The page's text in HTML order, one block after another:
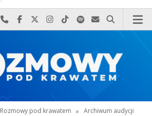
Najlepiej po prostu do nas zadzwoń
Odwiedź nas na Facebook-u
Odwiedź nas na X
Odwiedź nas na Instagram-ie
Odwiedź nas na TikTok-u
Szukaj nas na Spotify
Wyślij do nas
Szukaj
Rozmowy pod krawatem » Archiwum audycji